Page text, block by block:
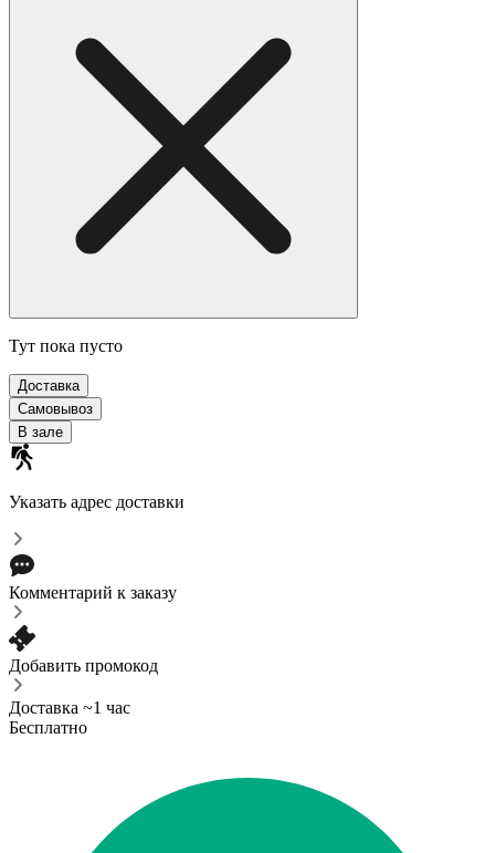
Тут пока пусто
Доставка
Самовывоз
В зале
Указать адрес доставки
Комментарий к заказу
Добавить промокод
Доставка ~1 час
Бесплатно